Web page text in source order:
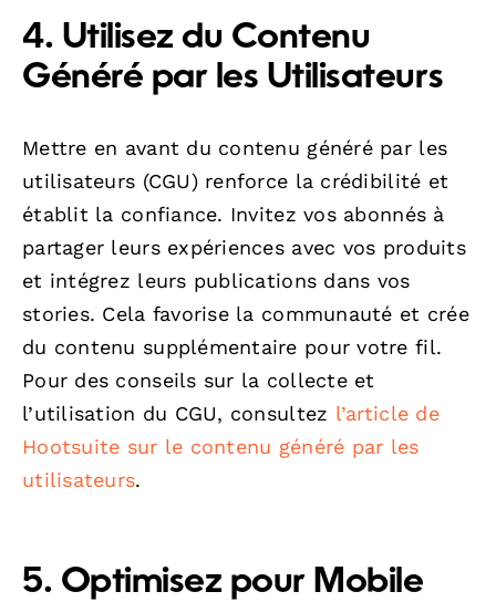
4. Utilisez du Contenu
Généré par les Utilisateurs
Mettre en avant du contenu généré par les
utilisateurs (CGU) renforce la crédibilité et
établit la confiance. Invitez vos abonnés à
partager leurs expériences avec vos produits
et intégrez leurs publications dans vos
stories. Cela favorise la communauté et crée
du contenu supplémentaire pour votre fil.
Pour des conseils sur la collecte et
l’utilisation du CGU, consultez l’article de
Hootsuite sur le contenu généré par les
utilisateurs.
5. Optimisez pour Mobile